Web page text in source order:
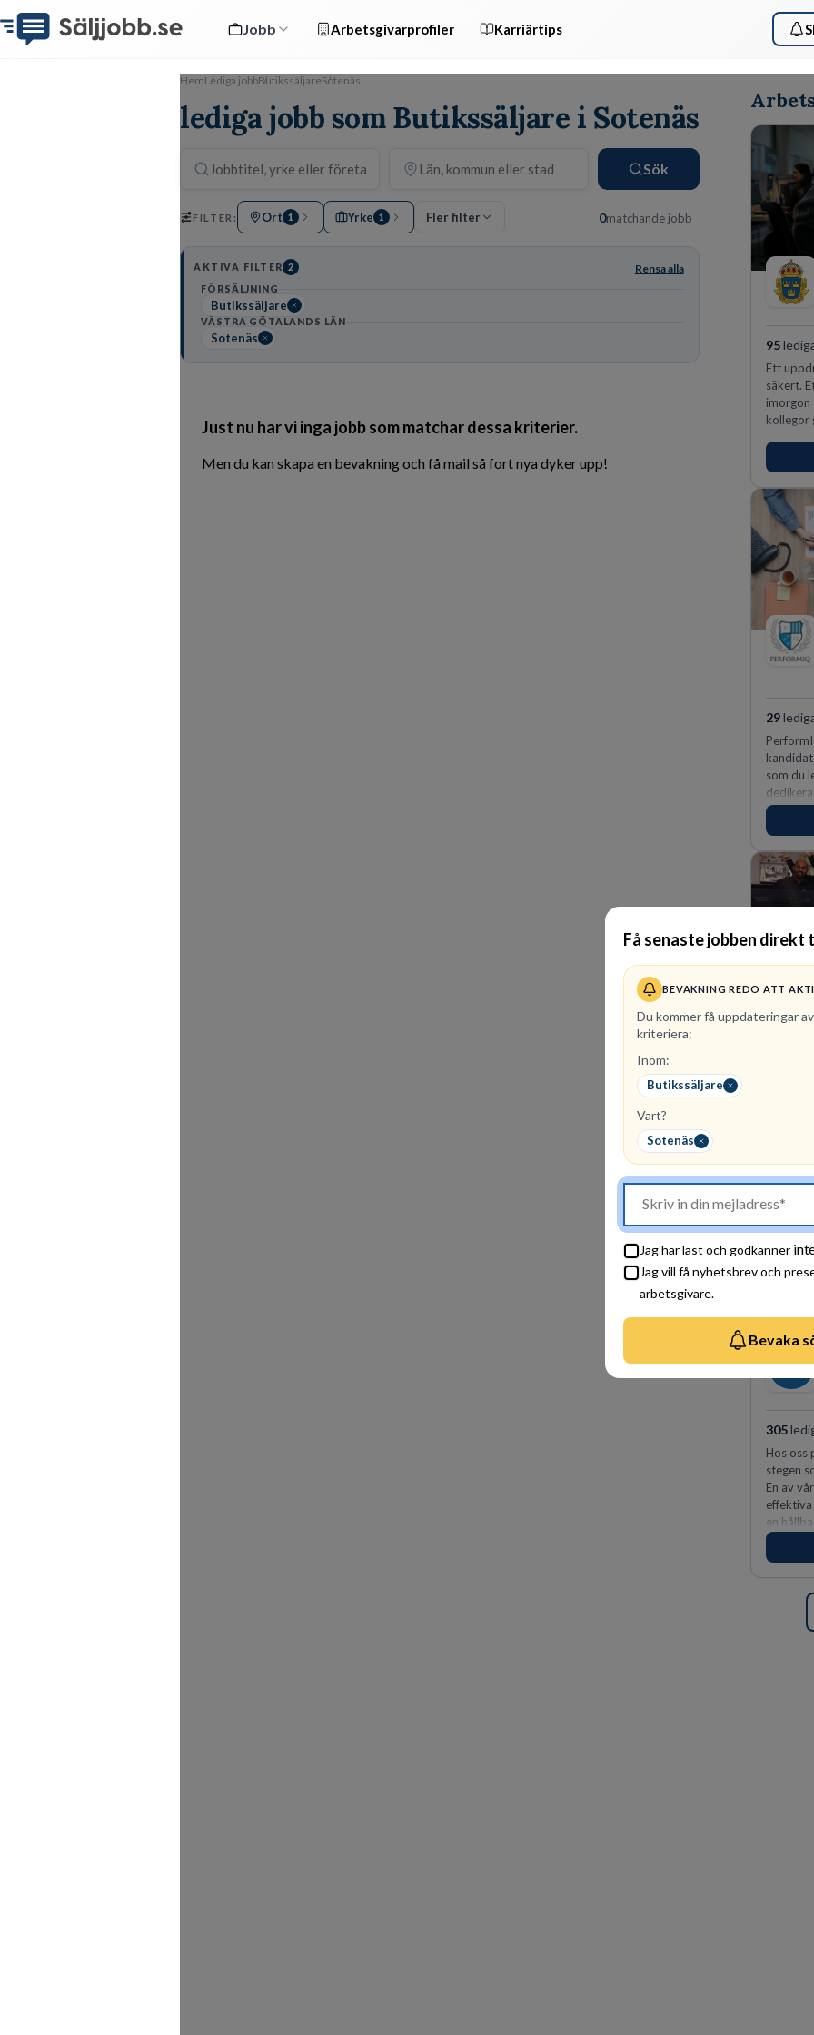
Jobb Arbetsgivarprofiler Karriärtips
Få senaste jobben direkt
BEVAKNING REDO ATT
Du kommer få uppdateringar av
kriteriera:
Inom:
Butikssäljare
Vart?
Sotenäs
Jag har läst och godkänner
Jag vill få nyhetsbrev och
arbetsgivare.
Bevaka
HemLediga jobbButikssäljareSotenäs
lediga jobb som Butikssäljare i Sotenäs
Sök
FILTER: Ort 1 Yrke 1 Fler filter 0matchande jobb
AKTIVA FILTER 2 Rensa alla
FÖRSÄLJNING
Butikssäljare
VÄSTRA GÖTALANDS LÄN
Sotenäs
Just nu har vi inga jobb som matchar dessa kriterier.
Men du kan skapa en bevakning och få mail så fort nya dyker upp!
95
Ett
säkert.
imorgon
kollegor
29
som du
för
SOVA
Att
lag. Vi
en
kunder
ansvar
305
Hos oss
stegen
En av
en
fler